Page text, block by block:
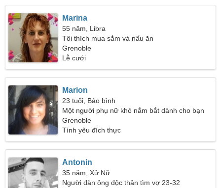
Marina
55 năm, Libra
Tôi thích mua sắm và nấu ăn
Grenoble
Lễ cưới
Marion
23 tuổi, Bảo bình
Một người phụ nữ khó nắm bắt dành cho bạn
Grenoble
Tình yêu đích thực
Antonin
35 năm, Xử Nữ
Người đàn ông độc thân tìm vợ 23-32